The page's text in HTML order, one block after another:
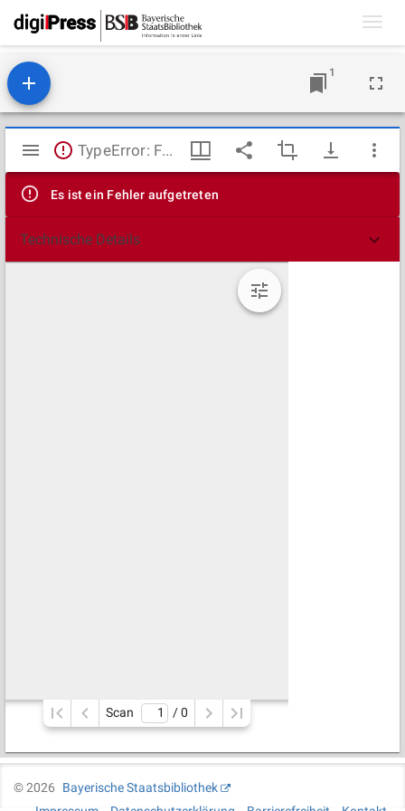
1
Mirador
Viewer
TypeError: Failed to fetch
Es ist ein Fehler aufgetreten
Technische Details
Scan / 0
©2026
Bayerische Staatsbibliothek